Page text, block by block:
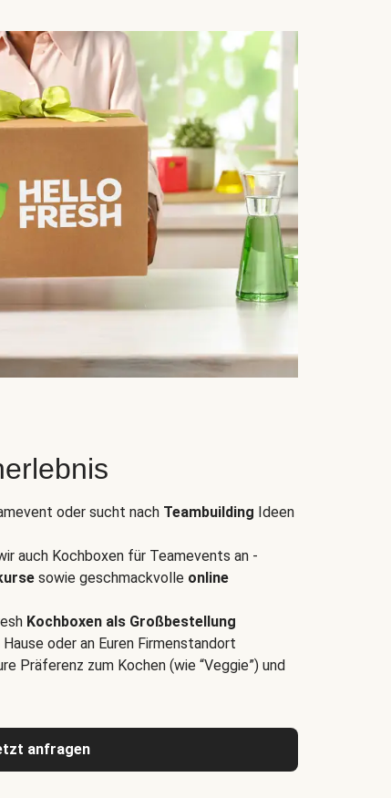
oder sucht nach Teambuilding Ideen
auch Kochboxen für Teamevents an -
sowie geschmackvolle online
Kochboxen als Großbestellung
oder an Euren Firmenstandort
Präferenz zum Kochen (wie “Veggie”) und
anfragen